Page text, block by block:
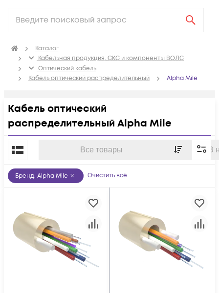
Каталог
Кабельная продукция, СКС и компоненты ВОЛС
Оптический кабель
Кабель оптический распределительный
Alpha Mile
Кабель оптический
распределительный Alpha Mile
Все товары В
По популярности
Бренд: Alpha Mile Очистить всё